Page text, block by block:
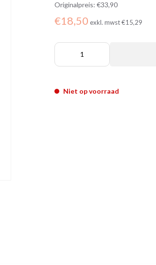
Originalpreis:€33,90
€18,50 exkl. mwst€15,29
Niet op voorraad